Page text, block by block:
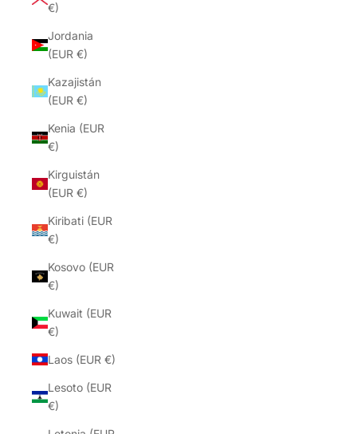
€)
Jordania
(EUR €)
Kazajistán
(EUR €)
Kenia (EUR
€)
Kirguistán
(EUR €)
Kiribati (EUR
€)
Kosovo (EUR
€)
Kuwait (EUR
€)
Laos (EUR €)
Lesoto (EUR
€)